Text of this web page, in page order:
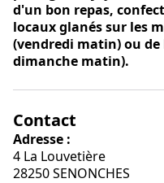
d'un bon repas,
locaux glanés sur les
(vendredi matin) ou de
dimanche matin).
Contact
Adresse :
4 La Louvetière
28250 SENONCHES